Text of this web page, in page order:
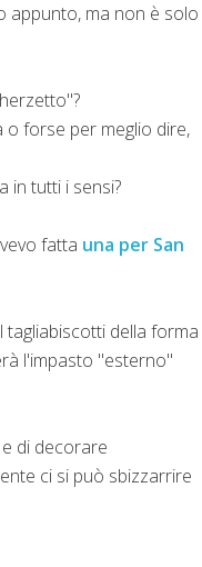
appunto, ma non è solo
o forse per meglio dire,
in tutti i sensi?
fatta una per San
della forma
l'impasto "esterno"
di decorare
ci si può sbizzarrire